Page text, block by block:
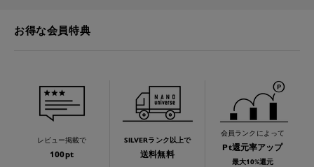
お得な会員特典
レビュー掲載で
100pt
SILVERランク以上で
送料無料
会員ランクによって
Pt還元率アップ
最大10%還元